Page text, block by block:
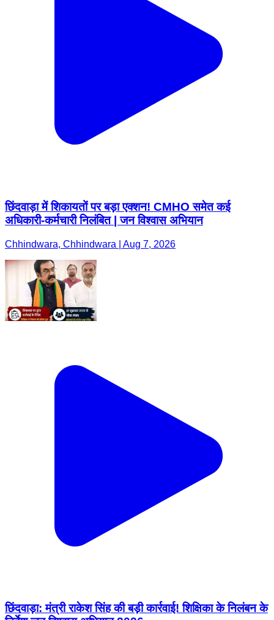
छिंदवाड़ा में शिकायतों पर बड़ा एक्शन! CMHO समेत कई
अधिकारी-कर्मचारी निलंबित | जन विश्वास अभियान
Chhindwara, Chhindwara | Aug 7, 2026
छिंदवाड़ा: मंत्री राकेश सिंह की बड़ी कार्रवाई! शिक्षिका के निलंबन के